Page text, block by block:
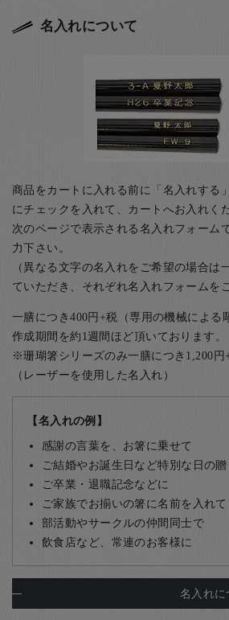
名入れについて
商品をカートに入れる前に「名入れする
にチェックを入れて、カートへお入れく
次のページで表示される名入れフォーム
力下さい。
（異なる文字の名入れをご希望の場合は
ていただき、それぞれ名入れフォームを
一膳につき400円+税（専用の機械による
作成期間を約1週間ほど頂いております。
※珊瑚箸シリーズのみ一膳につき1,200円
（レーザーを使用した名入れ）
【名入れの例】
感謝の言葉を、お箸に乗せて
ご結婚やお誕生日など特別な日の
ご卒業・退職記念などに
ご家族でお揃いの箸に名前を入れて
部活動やサークルの仲間同士で
飲食店など、常連のお客様に
名入れに